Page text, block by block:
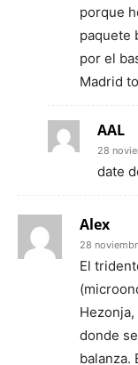
porque
paquete
por el
Madrid
AAL
28
date
Alex
28
El
donde
balanza.